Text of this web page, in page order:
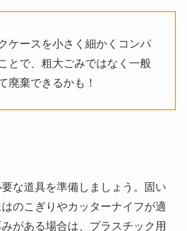
ケースを小さく細かくコンパ
とで、粗大ごみではなく一般
廃棄できるかも！
な道具を準備しましょう。固い
のこぎりやカッターナイフが適
がある場合は、プラスチック用